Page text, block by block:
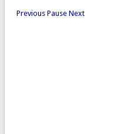
Previous Pause Next